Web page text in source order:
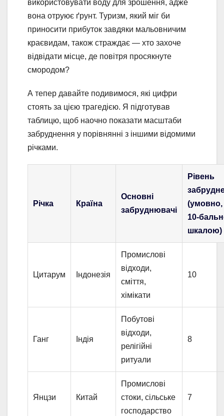
використовувати воду для зрошення, адже
вона отруює ґрунт. Туризм, який міг би
приносити прибуток завдяки мальовничим
краєвидам, також страждає — хто захоче
відвідати місце, де повітря просякнуте
смородом?
А тепер давайте подивимося, які цифри
стоять за цією трагедією. Я підготував
таблицю, щоб наочно показати масштаби
забруднення у порівнянні з іншими відомими
річками.
Річка Країна
Основні
забруднювачі
Рівень
(умовно,
10-
шкалою)
Цитарум Індонезія
Промислові
відходи,
сміття,
хімікати
10
Ганг Індія
Побутові
відходи,
релігійні
ритуали
8
Янцзи Китай
Промислові
стоки, сільське
господарство
7